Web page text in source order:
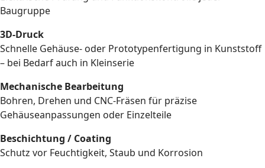
Baugruppe
3D-Druck
Schnelle Gehäuse- oder Prototypenfertigung in Kunststoff
– bei Bedarf auch in Kleinserie
Mechanische Bearbeitung
Bohren, Drehen und CNC-Fräsen für präzise
Gehäuseanpassungen oder Einzelteile
Beschichtung / Coating
Schutz vor Feuchtigkeit, Staub und Korrosion